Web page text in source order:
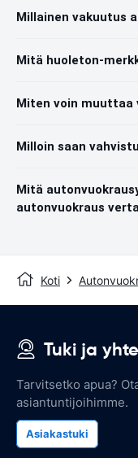
Millainen vakuutus
Mitä huoleton-
Miten voin muuttaa
Milloin saan
Mitä
autonvuokraus
Koti
Tuki ja
Tarvitsetko apua?
asiantuntijoihimme.
Asiakastuki